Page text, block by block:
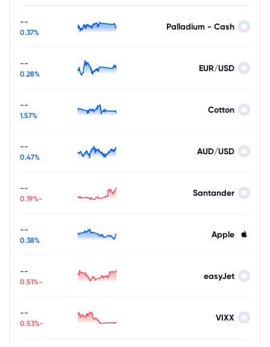
Palladium - Cash
--
0.37%
EUR/USD
--
0.28%
Cotton
--
1.57%
AUD/USD
--
0.47%
Santander
--
-0.19%
Apple
--
0.38%
easyJet
--
-0.51%
VIXX
--
-0.53%